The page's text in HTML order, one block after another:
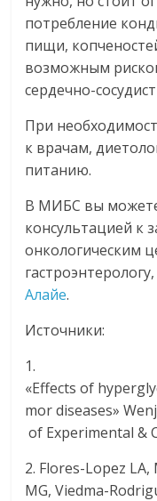
потребление
пищи,
возможным
сердечно-
При
к врачам,
питанию.
В МИБС вы можете
консультацией к
онкологическим
Алайе.
Источники:
1.
«Effects of
mor diseases»
of Experimental &
2. Flores-Lopez
MG, Viedma-